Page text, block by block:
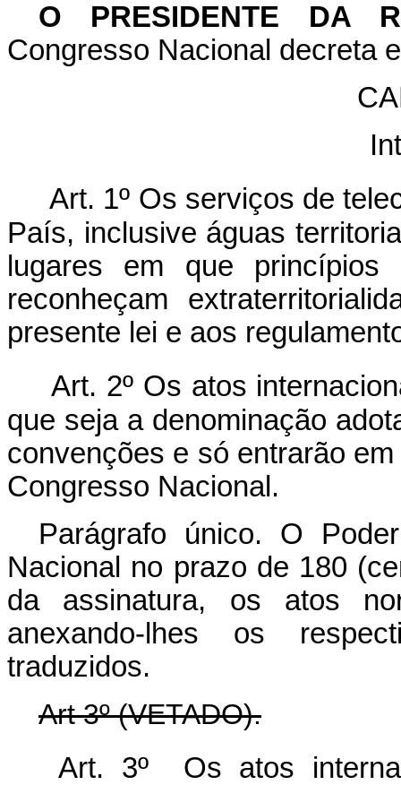
O PRESIDENTE DA
Congresso Nacional decreta
Art. 1º Os serviços de
País, inclusive águas
lugares em que princípios
reconheçam
presente lei e aos
Art. 2º Os atos
que seja a denominação
convenções e só entrarão
Congresso Nacional.
Parágrafo único. O
Nacional no prazo de 180
da assinatura, os atos
anexando-lhes os
traduzidos.
Art 3º (VETADO).
Art. 3º Os atos